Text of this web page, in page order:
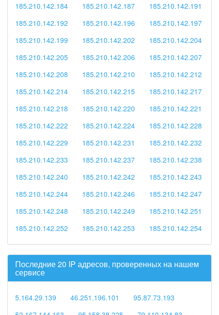
185.210.142.184
185.210.142.187
185.210.142.191
185.210.142.192
185.210.142.196
185.210.142.197
185.210.142.199
185.210.142.202
185.210.142.204
185.210.142.205
185.210.142.206
185.210.142.207
185.210.142.208
185.210.142.210
185.210.142.212
185.210.142.214
185.210.142.215
185.210.142.217
185.210.142.218
185.210.142.220
185.210.142.221
185.210.142.222
185.210.142.224
185.210.142.228
185.210.142.229
185.210.142.231
185.210.142.232
185.210.142.233
185.210.142.237
185.210.142.238
185.210.142.240
185.210.142.242
185.210.142.243
185.210.142.244
185.210.142.246
185.210.142.247
185.210.142.248
185.210.142.249
185.210.142.251
185.210.142.252
185.210.142.253 185.210.142.254
Последние 20 IP адресов, проверенных на нашем
сервисе
5.164.29.139 46.251.196.101
95.87.73.193